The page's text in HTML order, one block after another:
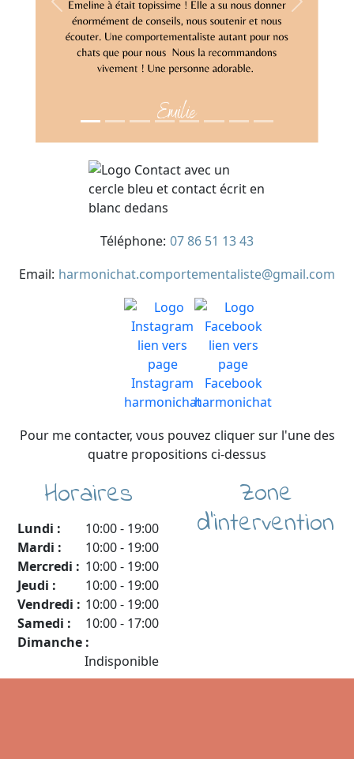
Previous Next
Horaires
Lundi : 10:00- 19:00
Mardi :
10:00- 19:00
Mercredi : 10:00- 19:00
Jeudi :
10:00- 19:00
Vendredi : 10:00- 19:00
Samedi :
10:00- 17:00
Dimanche :
Indisponible
Téléphone: 07 86 51 13 43
Email: harmonichat.comportementaliste@gmail.com
Pour me contacter, vous pouvez cliquer sur l'une des
quatre propositions ci-dessus
Zone
d'intervention